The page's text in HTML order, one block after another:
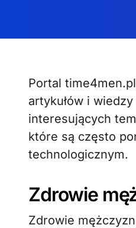
Portal time4men.pl to miejsce, gdzie znajdziecie wiele ciekawych informacji, nowości,
artykułów i
interesujących
które są często
technologicznym.
Zdrowie
Zdrowie